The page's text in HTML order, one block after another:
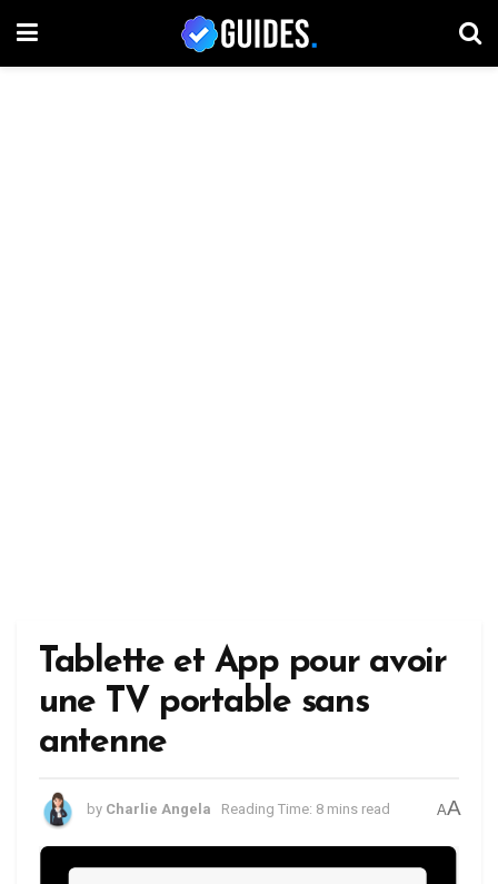
Tablette et App pour avoir
une TV portable sans
antenne
by Charlie Angela Reading Time: 8 mins read AA